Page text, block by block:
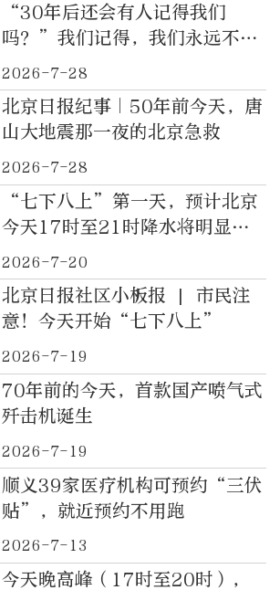
“30年后还会有人记得我们
吗？”我们记得，我们永远不
忘！40年前的今天，“两弹一
星”元勋邓稼先逝世
2026-7-28
北京日报纪事｜50年前今天，唐
山大地震那一夜的北京急救
2026-7-28
“七下八上”第一天，预计北京
今天17时至21时降水将明显加
强
2026-7-20
北京日报社区小板报 | 市民注
意！今天开始“七下八上”
2026-7-19
70年前的今天，首款国产喷气式
歼击机诞生
2026-7-19
顺义39家医疗机构可预约“三伏
贴”，就近预约不用跑
2026-7-13
今天晚高峰（17时至20时），